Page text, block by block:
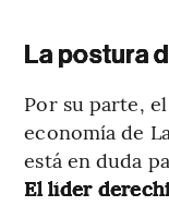
La postura
Por su parte,
economía de
está en duda
El líder